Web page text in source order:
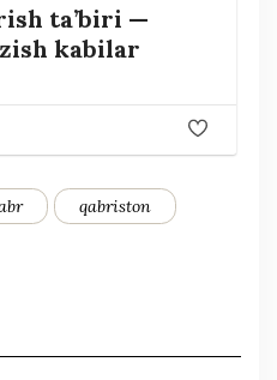
ta’biri —
kabilar
qabriston